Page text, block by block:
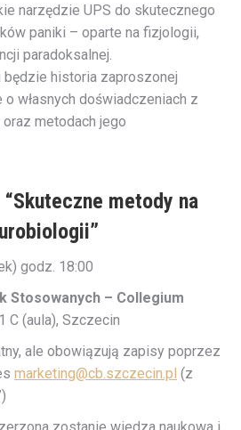
narzędzie UPS do skutecznego
paniki – oparte na fizjologii,
paradoksalnej.
będzie historia zaproszonej
własnych doświadczeniach z
metodach jego
metody na
godz. 18:00
Stosowanych – Collegium
C (aula), Szczecin
ale obowiązują zapisy poprzez
marketing@cb.szczecin.pl (z
zostanie wiedza naukowa i